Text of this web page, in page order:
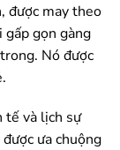
được may theo
gấp gọn gàng
Nó được
tế và lịch sự
ưa chuộng